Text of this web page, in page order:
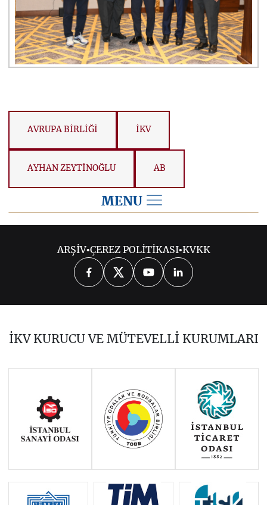
AVRUPA BİRLİĞİ İKV
AYHAN ZEYTİNOĞLU AB
MENU
2026 2024 2023
2022 2021 2020
ARŞİV•ÇEREZ POLİTİKASI•KVKK
İKV KURUCU VE MÜTEVELLİ KURUMLARI